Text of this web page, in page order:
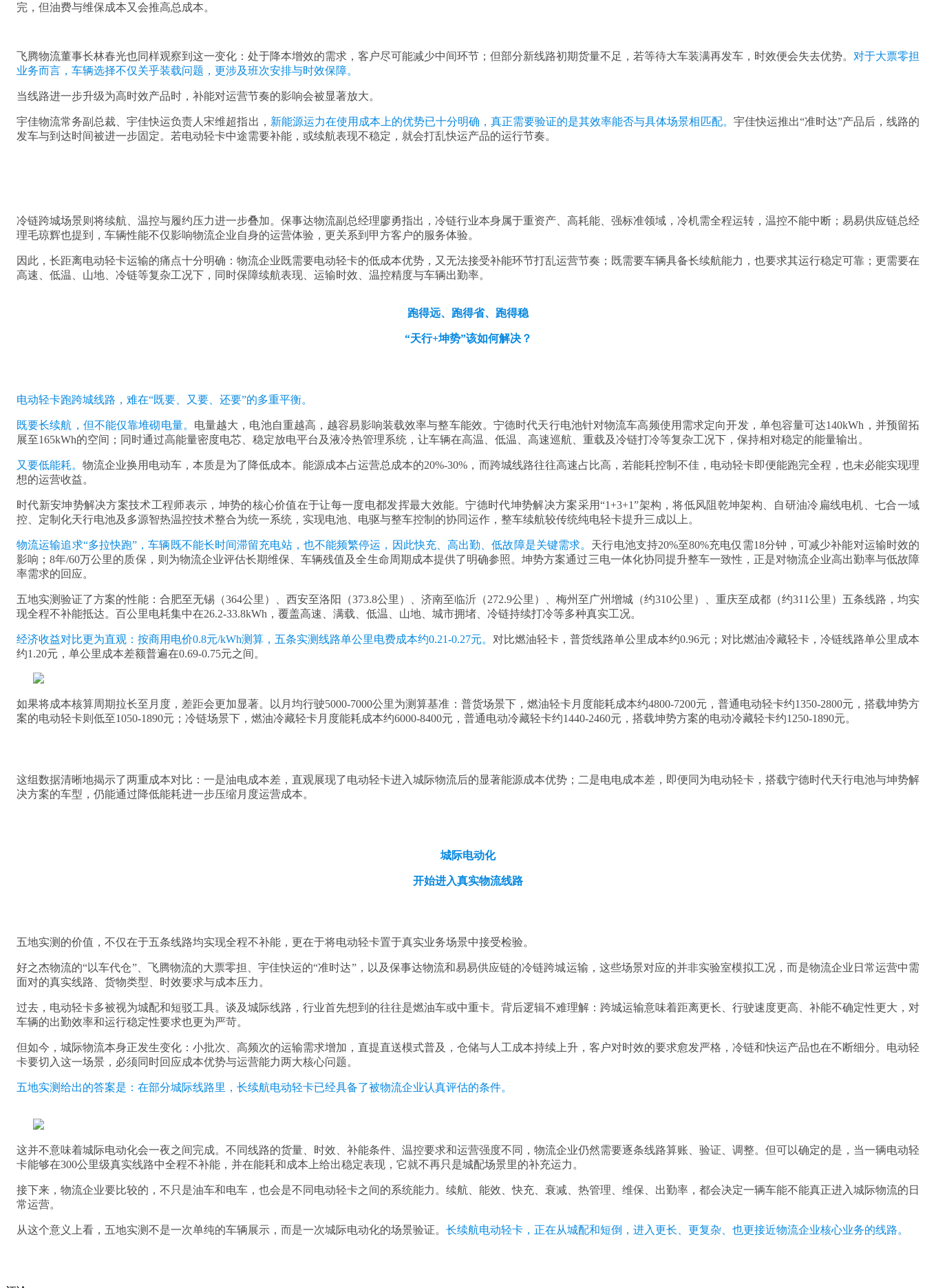
完，但油费与维保成本又会推高总成本。
飞腾物流董事长林春光也同样观察到这一变化：处于降本增效的需求，客户尽可能减少中间环节；但部分新线路初期货量不足，若等待大车装满再发车，时效便会失去优势。 对于大票零担
业务而言，车辆选择不仅关乎装载问题，更涉及班次安排与时效保障。
当线路进一步升级为高时效产品时，补能对运营节奏的影响会被显著放大。
宇佳物流常务副总裁、宇佳快运负责人宋维超指出， 新能源运力在使用成本上的优势已十分明确，真正需要验证的是其效率能否与具体场景相匹配。 宇佳快运推出“准时达”产品后，线路的
发车与到达时间被进一步固定。若电动轻卡中途需要补能，或续航表现不稳定，就会打乱快运产品的运行节奏。
冷链跨城场景则将续航、温控与履约压力进一步叠加。保事达物流副总经理廖勇指出，冷链行业本身属于重资产、高耗能、强标准领域，冷机需全程运转，温控不能中断；易易供应链总经
理毛琼辉也提到，车辆性能不仅影响物流企业自身的运营体验，更关系到甲方客户的服务体验。
因此，长距离电动轻卡运输的痛点十分明确：物流企业既需要电动轻卡的低成本优势，又无法接受补能环节打乱运营节奏；既需要车辆具备长续航能力，也要求其运行稳定可靠；更需要在
高速、低温、山地、冷链等复杂工况下，同时保障续航表现、运输时效、温控精度与车辆出勤率。
跑得远、跑得省、跑得稳
“天行+坤势”该如何解决？
电动轻卡跑跨城线路，难在“既要、又要、还要”的多重平衡。
既要长续航，但不能仅靠堆砌电量。 电量越大，电池自重越高，越容易影响装载效率与整车能效。宁德时代天行电池针对物流车高频使用需求定向开发，单包容量可达140kWh，并预留拓
展至165kWh的空间；同时通过高能量密度电芯、稳定放电平台及液冷热管理系统，让车辆在高温、低温、高速巡航、重载及冷链打冷等复杂工况下，保持相对稳定的能量输出。
又要低能耗。物流企业换用电动车，本质是为了降低成本。能源成本占运营总成本的20%-30%，而跨城线路往往高速占比高，若能耗控制不佳，电动轻卡即便能跑完全程，也未必能实现理
想的运营收益。
时代新安坤势解决方案技术工程师表示，坤势的核心价值在于让每一度电都发挥最大效能。宁德时代坤势解决方案采用“1+3+1”架构，将低风阻乾坤架构、自研油冷扁线电机、七合一域
控、定制化天行电池及多源智热温控技术整合为统一系统，实现电池、电驱与整车控制的协同运作，整车续航较传统纯电轻卡提升三成以上。
物流运输追求“多拉快跑”，车辆既不能长时间滞留充电站，也不能频繁停运，因此快充、高出勤、低故障是关键需求。 天行电池支持20%至80%充电仅需18分钟，可减少补能对运输时效的
影响；8年/60万公里的质保，则为物流企业评估长期维保、车辆残值及全生命周期成本提供了明确参照。坤势方案通过三电一体化协同提升整车一致性，正是对物流企业高出勤率与低故障
率需求的回应。
五地实测验证了方案的性能：合肥至无锡（364公里）、西安至洛阳（373.8公里）、济南至临沂（272.9公里）、梅州至广州增城（约310公里）、重庆至成都（约311公里）五条线路，均实
现全程不补能抵达。百公里电耗集中在26.2-33.8kWh，覆盖高速、满载、低温、山地、城市拥堵、冷链持续打冷等多种真实工况。
经济收益对比更为直观：按商用电价0.8元/kWh测算，五条实测线路单公里电费成本约0.21-0.27元。 对比燃油轻卡，普货线路单公里成本约0.96元；对比燃油冷藏轻卡，冷链线路单公里成本
约1.20元，单公里成本差额普遍在0.69-0.75元之间。
如果将成本核算周期拉长至月度，差距会更加显著。以月均行驶5000-7000公里为测算基准：普货场景下，燃油轻卡月度能耗成本约4800-7200元，普通电动轻卡约1350-2800元，搭载坤势方
案的电动轻卡则低至1050-1890元；冷链场景下，燃油冷藏轻卡月度能耗成本约6000-8400元，普通电动冷藏轻卡约1440-2460元，搭载坤势方案的电动冷藏轻卡约1250-1890元。
这组数据清晰地揭示了两重成本对比：一是油电成本差，直观展现了电动轻卡进入城际物流后的显著能源成本优势；二是电电成本差，即便同为电动轻卡，搭载宁德时代天行电池与坤势解
决方案的车型，仍能通过降低能耗进一步压缩月度运营成本。
城际电动化
开始进入真实物流线路
五地实测的价值，不仅在于五条线路均实现全程不补能，更在于将电动轻卡置于真实业务场景中接受检验。
好之杰物流的“以车代仓”、飞腾物流的大票零担、宇佳快运的“准时达”，以及保事达物流和易易供应链的冷链跨城运输，这些场景对应的并非实验室模拟工况，而是物流企业日常运营中需
面对的真实线路、货物类型、时效要求与成本压力。
过去，电动轻卡多被视为城配和短驳工具。谈及城际线路，行业首先想到的往往是燃油车或中重卡。背后逻辑不难理解：跨城运输意味着距离更长、行驶速度更高、补能不确定性更大，对
车辆的出勤效率和运行稳定性要求也更为严苛。
但如今，城际物流本身正发生变化：小批次、高频次的运输需求增加，直提直送模式普及，仓储与人工成本持续上升，客户对时效的要求愈发严格，冷链和快运产品也在不断细分。电动轻
卡要切入这一场景，必须同时回应成本优势与运营能力两大核心问题。
五地实测给出的答案是：在部分城际线路里，长续航电动轻卡已经具备了被物流企业认真评估的条件。
这并不意味着城际电动化会一夜之间完成。不同线路的货量、时效、补能条件、温控要求和运营强度不同，物流企业仍然需要逐条线路算账、验证、调整。但可以确定的是，当一辆电动轻
卡能够在300公里级真实线路中全程不补能，并在能耗和成本上给出稳定表现，它就不再只是城配场景里的补充运力。
接下来，物流企业要比较的，不只是油车和电车，也会是不同电动轻卡之间的系统能力。续航、能效、快充、衰减、热管理、维保、出勤率，都会决定一辆车能不能真正进入城际物流的日
常运营。
从这个意义上看，五地实测不是一次单纯的车辆展示，而是一次城际电动化的场景验证。 长续航电动轻卡，正在从城配和短倒，进入更长、更复杂、也更接近物流企业核心业务的线路。